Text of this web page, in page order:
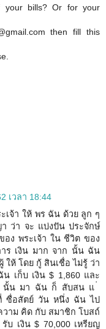
bills? Or for your
then fill this
เวลา 18:44
เจ้า ให้ พร ฉัน ด้วย ลูก ๆ
ว่า จะ แบ่งปัน ประจักษ์
ง พระเจ้า ใน ชีวิต ของ
ร เงิน มาก จาก นั้น ฉัน
ให้ โดย กู้ สินเชื่อ ไม่รู้ ว่า
เก็บ เงิน $ 1,860 และ
นั้น มา ฉัน ก็ สับสน แ
ซื่อสัตย์ วัน หนึ่ง ฉัน ไป
าม คิด กับ สมาชิก โบสถ์
บ เงิน $ 70,000 เหรียญ